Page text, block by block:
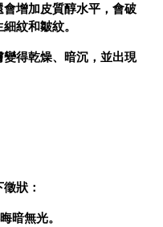
增加皮質醇水平，會破
紋和皺紋。
得乾燥、暗沉，並出現
狀：
暗無光。